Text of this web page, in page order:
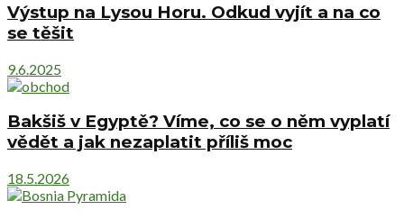
Výstup na Lysou Horu. Odkud vyjít a na co
se těšit
9.6.2025
Bakšiš v Egyptě? Víme, co se o něm vyplatí
vědět a jak nezaplatit příliš moc
18.5.2026